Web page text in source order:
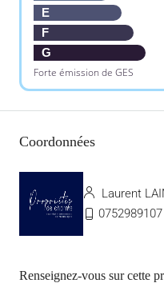
E
F
G
Forte émission de GES
Coordonnées
Laurent
0752989107
Renseignez-vous sur cette